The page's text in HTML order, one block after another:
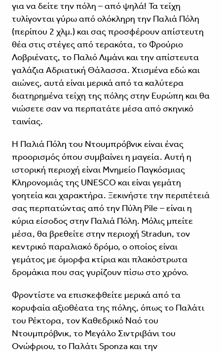
για να δείτε την πόλη – από ψηλά! Τα τείχη
τυλίγονται γύρω από ολόκληρη την Παλιά Πόλη
(περίπου 2 χλμ.) και σας προσφέρουν απίστευτη
θέα στις στέγες από τερακότα, το Φρούριο
Λοβριένατς, το Παλιό Λιμάνι και την απίστευτα
γαλάζια Αδριατική Θάλασσα. Χτισμένα εδώ και
αιώνες, αυτά είναι μερικά από τα καλύτερα
διατηρημένα τείχη της πόλης στην Ευρώπη και θα
νιώσετε σαν να περπατάτε μέσα από σκηνικό
ταινίας.
Η Παλιά Πόλη του Ντουμπρόβνικ είναι ένας
προορισμός όπου συμβαίνει η μαγεία. Αυτή η
ιστορική περιοχή είναι Μνημείο Παγκόσμιας
Κληρονομιάς της UNESCO και είναι γεμάτη
γοητεία και χαρακτήρα. Ξεκινήστε την περιπέτειά
σας περπατώντας από την Πύλη Pile – είναι η
κύρια είσοδος στην Παλιά Πόλη. Μόλις μπείτε
μέσα, θα βρεθείτε στην περιοχή Stradun, τον
κεντρικό παραλιακό δρόμο, ο οποίος είναι
γεμάτος με όμορφα κτίρια και πλακόστρωτα
δρομάκια που σας γυρίζουν πίσω στο χρόνο.
Φροντίστε να επισκεφθείτε μερικά από τα
κορυφαία αξιοθέατα της πόλης, όπως το Παλάτι
του Ρέκτορα, τον Καθεδρικό Ναό του
Ντουμπρόβνικ, το Μεγάλο Σιντριβάνι του
Ονώφριου, το Παλάτι Sponza και την